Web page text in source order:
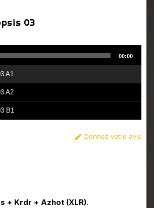
03
A1
A2
B1
00:00
 Donnez votre avis
+ Krdr + Azhot (XLR).